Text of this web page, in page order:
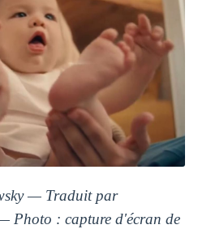
— Traduit par
Photo : capture d'écran de